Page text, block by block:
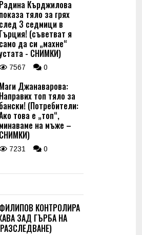
Радина Кърджилова
показа тяло за грях
след 3 седмици в
Гърция! (съветват я
само да си „махне“
- СНИМКИ)
7567 0
Маги Джанаварова:
Направих топ тяло за
бански! (Потребители:
това е „топ“,
минаваме на мъже –
СНИМКИ)
7231 0
КОНТРОЛИРА
ЗАД ГЪРБА НА